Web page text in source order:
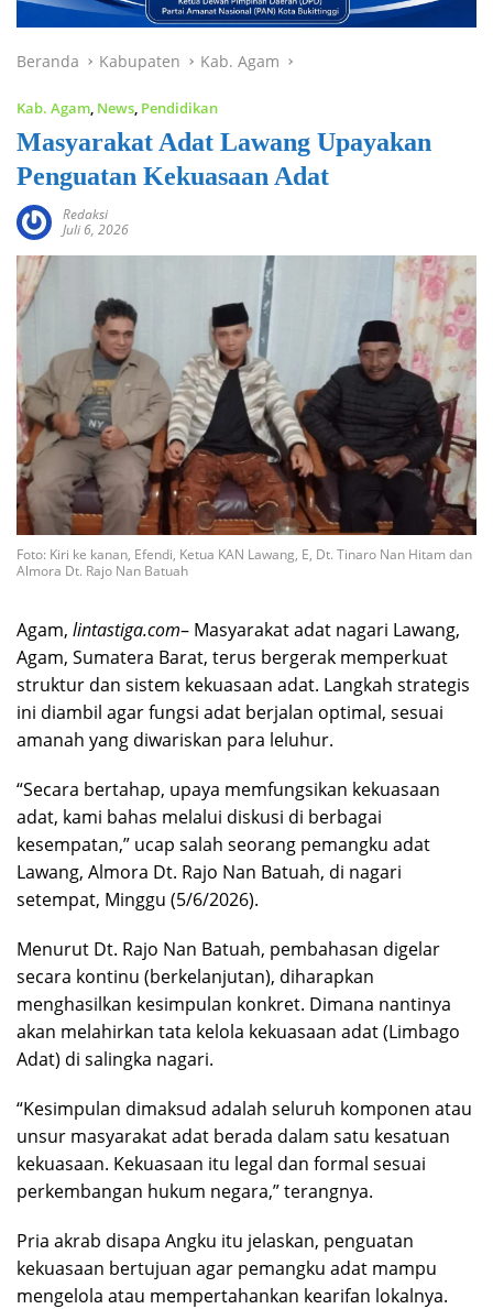
Beranda Kabupaten Kab. Agam
Kab. Agam News Pendidikan
Masyarakat Adat Lawang Upayakan
Penguatan Kekuasaan Adat
Redaksi
Juli 6, 2026
Foto: Kiri ke kanan, Efendi, Ketua KAN Lawang, E, Dt. Tinaro Nan Hitam dan
Almora Dt. Rajo Nan Batuah
Agam, lintastiga.com– Masyarakat adat nagari Lawang,
Agam, Sumatera Barat, terus bergerak memperkuat
struktur dan sistem kekuasaan adat. Langkah strategis
ini diambil agar fungsi adat berjalan optimal, sesuai
amanah yang diwariskan para leluhur.
“Secara bertahap, upaya memfungsikan kekuasaan
adat, kami bahas melalui diskusi di berbagai
kesempatan,” ucap salah seorang pemangku adat
Lawang, Almora Dt. Rajo Nan Batuah, di nagari
setempat, Minggu (5/6/2026).
Menurut Dt. Rajo Nan Batuah, pembahasan digelar
secara kontinu (berkelanjutan), diharapkan
menghasilkan kesimpulan konkret. Dimana nantinya
akan melahirkan tata kelola kekuasaan adat (Limbago
Adat) di salingka nagari.
“Kesimpulan dimaksud adalah seluruh komponen atau
unsur masyarakat adat berada dalam satu kesatuan
kekuasaan. Kekuasaan itu legal dan formal sesuai
perkembangan hukum negara,” terangnya.
Pria akrab disapa Angku itu jelaskan, penguatan
kekuasaan bertujuan agar pemangku adat mampu
mengelola atau mempertahankan kearifan lokalnya.